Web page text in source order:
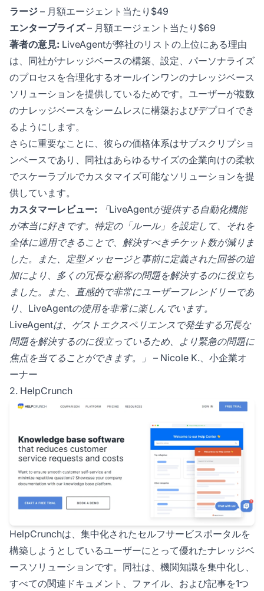
ラージ – 月額エージェント当たり$49
エンタープライズ– 月額エージェント当たり$69
著者の意見: LiveAgentが弊社のリストの上位にある理由
は、同社がナレッジベースの構築、設定、パーソナライズ
のプロセスを合理化するオールインワンのナレッジベース
ソリューションを提供しているためです。ユーザーが複数
のナレッジベースをシームレスに構築およびデプロイでき
るようにします。
さらに重要なことに、彼らの価格体系はサブスクリプショ
ンベースであり、同社はあらゆるサイズの企業向けの柔軟
でスケーラブルでカスタマイズ可能なソリューションを提
供しています。
カスタマーレビュー:
「LiveAgentが提供する自動化機能
が本当に好きです。特定の「ルール」を設定して、それを
全体に適用できることで、解決すべきチケット数が減りま
した。また、定型メッセージと事前に定義された回答の追
加により、多くの冗長な顧客の問題を解決するのに役立ち
ました。また、直感的で非常にユーザーフレンドリーであ
り、LiveAgentの使用を非常に楽しんでいます。
LiveAgentは、ゲストエクスペリエンスで発生する冗長な
問題を解決するのに役立っているため、より緊急の問題に
焦点を当てることができます。」 – Nicole K.、小企業オ
ーナー
2. HelpCrunch
HelpCrunchは、集中化されたセルフサービスポータルを
構築しようとしているユーザーにとって優れたナレッジベ
ースソリューションです。同社は、機関知識を集中化し、
すべての関連ドキュメント、ファイル、および記事を1つ